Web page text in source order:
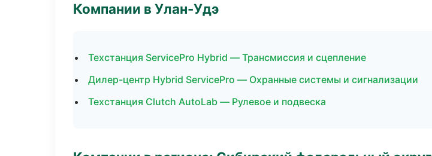
Компании в Улан-Удэ
Техстанция ServicePro Hybrid — Трансмиссия и сцепление
Дилер-центр Hybrid ServicePro — Охранные системы и сигнализации
Техстанция Clutch AutoLab — Рулевое и подвеска